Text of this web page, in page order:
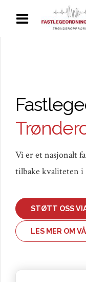
Vi er et nasjonalt
tilbake kvaliteten i
STØTT OSS
LES MER OM